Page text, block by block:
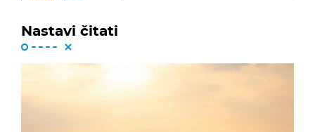
Nastavi čitati